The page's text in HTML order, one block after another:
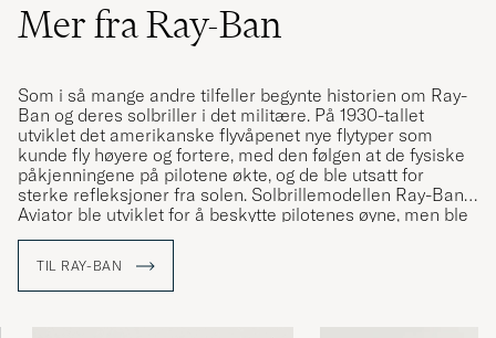
Mer fra Ray-Ban
Som i så mange andre tilfeller begynte historien om Ray-
Ban og deres solbriller i det militære. På 1930-tallet
utviklet det amerikanske flyvåpenet nye flytyper som
kunde fly høyere og fortere, med den følgen at de fysiske
påkjenningene på pilotene økte, og de ble utsatt for
sterke refleksjoner fra solen. Solbrillemodellen Ray-Ban
Aviator ble utviklet for å beskytte pilotenes øyne, men ble
snart tatt i bruk også utenfor flyvåpenet. Et legendarisk
TIL RAY-BAN